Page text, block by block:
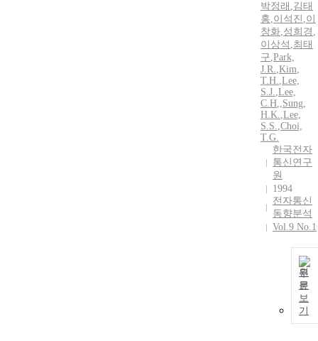
박정래 ,김태
홍,이석진 ,이
창화,성희경 ,
이상석 ,최태
구,Park,
J.R.,Kim,
T.H.,Lee,
S.J.,Lee,
C.H,,Sung,
H.K.,Lee,
S.S.,Choi,
T.G.
한국전자
통신연구
원
1994
전자통신
동향분석
Vol.9 No.1
원
문
보
기